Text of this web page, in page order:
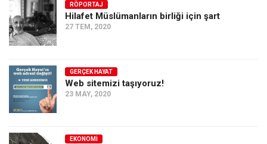
Spor
Manzara
Gıda-Beslenme
Hayat
Türkiye
Siyaset
RÖPORTAJ
Hilafet Müslümanların birliği için şart
27 TEM, 2020
GERÇEK HAYAT
Web sitemizi taşıyoruz!
23 MAY, 2020
EKONOMI